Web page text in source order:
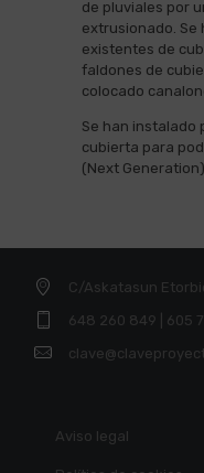
de pluviales por
extrusionado. Se
existentes de
faldones de
colocado
Se han instalado
cubierta para
(Next Generation)
C/Askatasun
648 260 849 | 605
Aviso legal